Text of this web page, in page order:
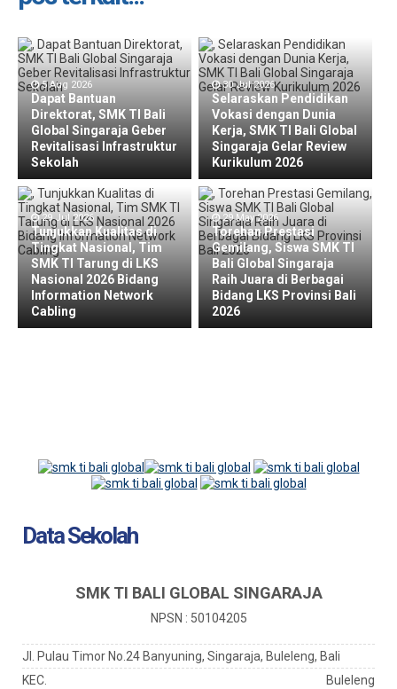
5 Aug 2026
Dapat Bantuan
Direktorat, SMK TI Bali
Global Singaraja Geber
Revitalisasi Infrastruktur
Sekolah
30 Jul 2026
Selaraskan Pendidikan
Vokasi dengan Dunia
Kerja, SMK TI Bali Global
Singaraja Gelar Review
Kurikulum 2026
29 Jul 2026
Tunjukkan Kualitas di
Tingkat Nasional, Tim
SMK TI Tarung di LKS
Nasional 2026 Bidang
Information Network
Cabling
29 May 2026
Torehan Prestasi
Gemilang, Siswa SMK TI
Bali Global Singaraja
Raih Juara di Berbagai
Bidang LKS Provinsi Bali
2026
Data Sekolah
SMK TI BALI GLOBAL SINGARAJA
NPSN : 50104205
Jl. Pulau Timor No.24 Banyuning, Singaraja, Buleleng, Bali
KEC.
Buleleng